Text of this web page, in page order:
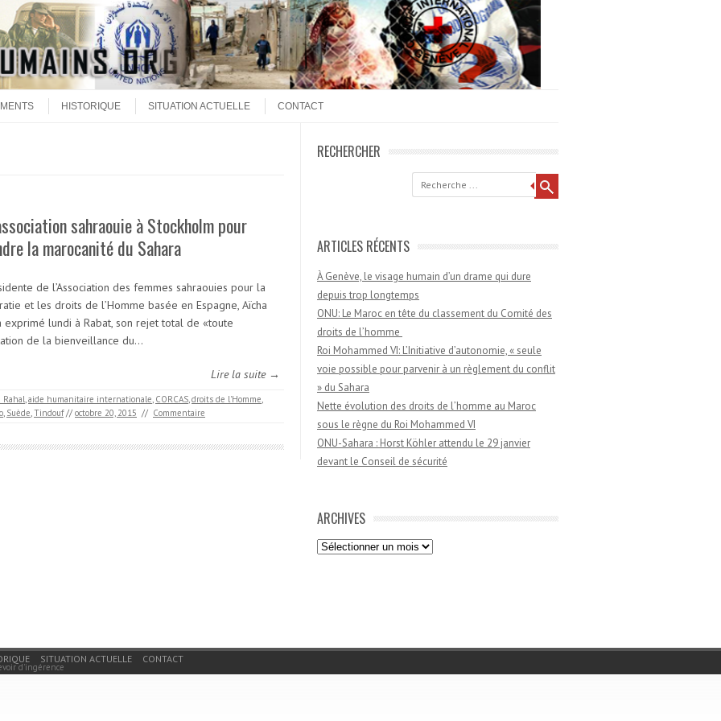
HISTORIQUE SITUATION ACTUELLE CONTACT
sahraouie à Stockholm pour
la marocanité du Sahara
de l’Association des femmes sahraouies pour la
et les droits de l’Homme basée en Espagne, Aïcha
exprimé lundi à Rabat, son rejet total de «toute
de la bienveillance du…
Lire la suite →
Rahal,aide humanitaire internationale, CORCAS,droits de l'Homme,
, Suède,Tindouf // octobre 20, 2015 // Commentaire
RECHERCHER
ARTICLES RÉCENTS
À Genève, le visage humain d’un drame qui dure
depuis trop longtemps
ONU: Le Maroc en tête du classement du Comité des
droits de l’homme
Roi Mohammed VI: L’Initiative d’autonomie, « seule
voie possible pour parvenir à un règlement du conflit
» du Sahara
Nette évolution des droits de l’homme au Maroc
sous le règne du Roi Mohammed VI
ONU-Sahara : Horst Köhler attendu le 29 janvier
devant le Conseil de sécurité
ARCHIVES
Archives
SITUATION ACTUELLE CONTACT
d'ingérence